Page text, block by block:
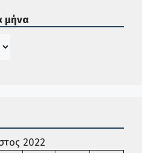
μήνα
2022